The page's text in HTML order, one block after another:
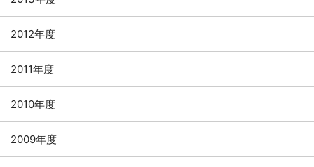
2012年度
2011年度
2010年度
2009年度